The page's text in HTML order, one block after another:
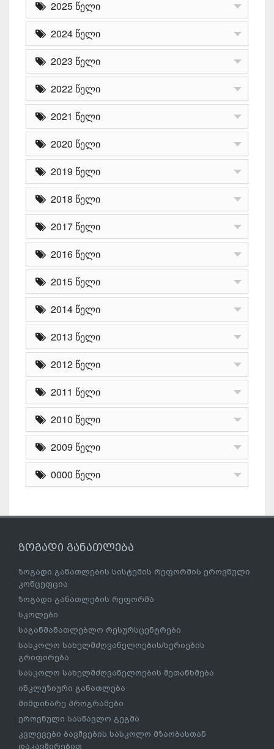
2025 წელი
2024 წელი
2023 წელი
2022 წელი
2021 წელი
2020 წელი
2019 წელი
2018 წელი
2017 წელი
2016 წელი
2015 წელი
2014 წელი
2013 წელი
2012 წელი
2011 წელი
2010 წელი
2009 წელი
0000 წელი
ზოგადი განათლება
ზოგადი განათლების სისტემის რეფორმის ეროვნული
კონცეფცია
ზოგადი განათლების რეფორმა
სკოლები
საგანმანათლებლო რესურსცენტრები
სასკოლო სახელმძღვანელოების/სერიების
გრიფირება
სასკოლო სახელმძღვანელოების შეთანხმება
ინკლუზიური განათლება
მიმდინარე პროგრამები
ეროვნული სასწავლო გეგმა
კვლევები ბავშვების სასკოლო მზაობასთან
დაკავშირებით